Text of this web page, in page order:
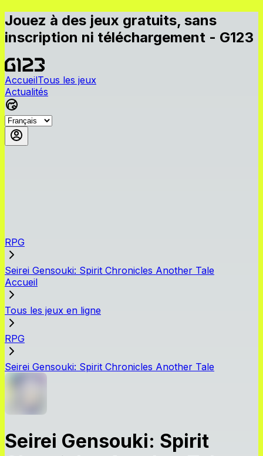
Jouez à des jeux gratuits, sans
inscription ni téléchargement - G123
AccueilTous les jeux
Actualités
RPG
Seirei Gensouki: Spirit Chronicles Another Tale
Accueil
Tous les jeux en ligne
RPG
Seirei Gensouki: Spirit Chronicles Another Tale
Seirei Gensouki: Spirit